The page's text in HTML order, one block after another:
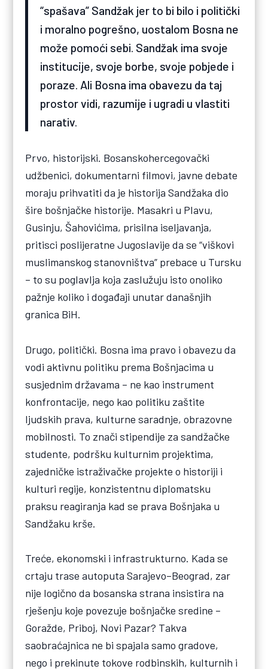
“spašava” Sandžak jer to bi bilo i politički
i moralno pogrešno, uostalom Bosna ne
može pomoći sebi. Sandžak ima svoje
institucije, svoje borbe, svoje pobjede i
poraze. Ali Bosna ima obavezu da taj
prostor vidi, razumije i ugradi u vlastiti
narativ.
Prvo, historijski. Bosanskohercegovački
udžbenici, dokumentarni filmovi, javne debate
moraju prihvatiti da je historija Sandžaka dio
šire bošnjačke historije. Masakri u Plavu,
Gusinju, Šahovićima, prisilna iseljavanja,
pritisci poslijeratne Jugoslavije da se “viškovi
muslimanskog stanovništva” prebace u Tursku
– to su poglavlja koja zaslužuju isto onoliko
pažnje koliko i događaji unutar današnjih
granica BiH.
Drugo, politički. Bosna ima pravo i obavezu da
vodi aktivnu politiku prema Bošnjacima u
susjednim državama – ne kao instrument
konfrontacije, nego kao politiku zaštite
ljudskih prava, kulturne saradnje, obrazovne
mobilnosti. To znači stipendije za sandžačke
studente, podršku kulturnim projektima,
zajedničke istraživačke projekte o historiji i
kulturi regije, konzistentnu diplomatsku
praksu reagiranja kad se prava Bošnjaka u
Sandžaku krše.
Treće, ekonomski i infrastrukturno. Kada se
crtaju trase autoputa Sarajevo–Beograd, zar
nije logično da bosanska strana insistira na
rješenju koje povezuje bošnjačke sredine –
Goražde, Priboj, Novi Pazar? Takva
saobraćajnica ne bi spajala samo gradove,
nego i prekinute tokove rodbinskih, kulturnih i